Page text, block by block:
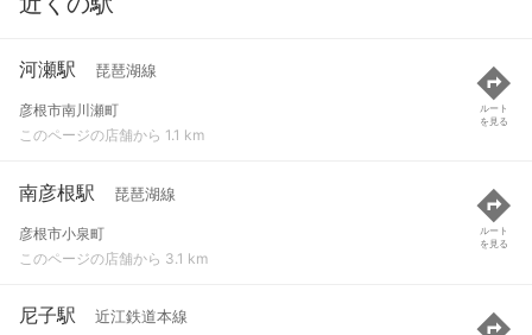
河瀬駅 琵琶湖線
彦根市南川瀬町
このページの店舗から 1.1 km
ルート
を見る
南彦根駅 琵琶湖線
彦根市小泉町
このページの店舗から 3.1 km
ルート
を見る
尼子駅 近江鉄道本線